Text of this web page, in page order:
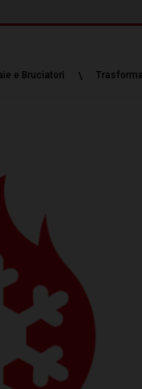
e Bruciatori